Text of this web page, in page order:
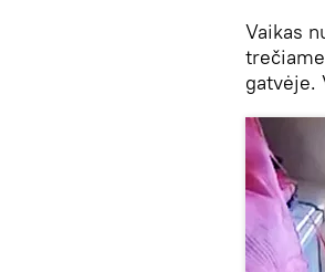
Vaikas
gatvėje.